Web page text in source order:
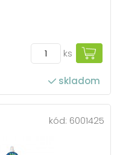
ks
skladom
kód: 6001425